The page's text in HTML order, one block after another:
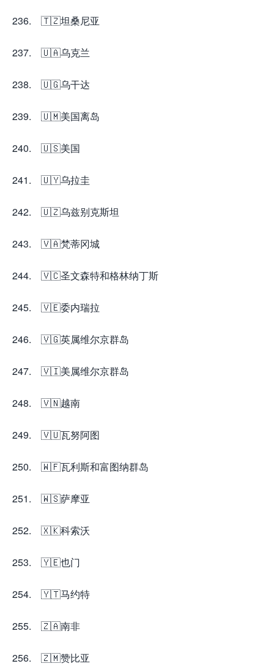
236. 🇹🇿坦桑尼亚
237. 🇺🇦乌克兰
238. 🇺🇬乌干达
239. 🇺🇲美国离岛
240. 🇺🇸美国
241. 🇺🇾乌拉圭
242. 🇺🇿乌兹别克斯坦
243. 🇻🇦梵蒂冈城
244. 🇻🇨圣文森特和格林纳丁斯
245. 🇻🇪委内瑞拉
246. 🇻🇬英属维尔京群岛
247. 🇻🇮美属维尔京群岛
248. 🇻🇳越南
249. 🇻🇺瓦努阿图
250. 🇼🇫瓦利斯和富图纳群岛
251. 🇼🇸萨摩亚
252. 🇽🇰科索沃
253. 🇾🇪也门
254. 🇾🇹马约特
255. 🇿🇦南非
256. 🇿🇲赞比亚